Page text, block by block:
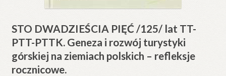
STO DWADZIEŚCIA PIĘĆ /125/ lat TT-
PTT-PTTK. Geneza i rozwój turystyki
górskiej na ziemiach polskich – refleksje
rocznicowe.